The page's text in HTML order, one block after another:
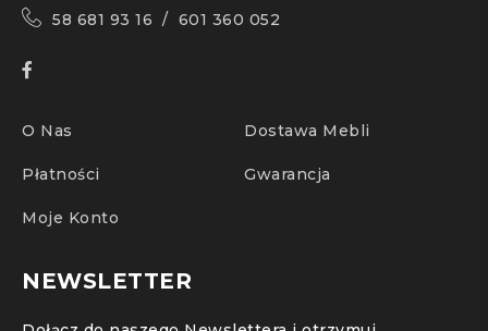
58 681 93 16 / 601 360 052
O Nas Dostawa Mebli
Płatności Gwarancja
Moje Konto
NEWSLETTER